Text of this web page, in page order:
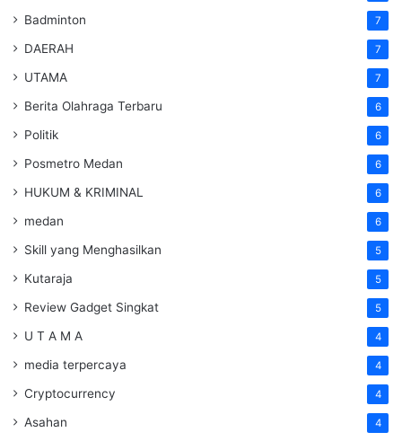
Badminton 7
DAERAH 7
UTAMA 7
Berita Olahraga Terbaru 6
Politik 6
Posmetro Medan 6
HUKUM & KRIMINAL 6
medan 6
Skill yang Menghasilkan 5
Kutaraja 5
Review Gadget Singkat 5
U T A M A 4
media terpercaya 4
Cryptocurrency 4
Asahan 4